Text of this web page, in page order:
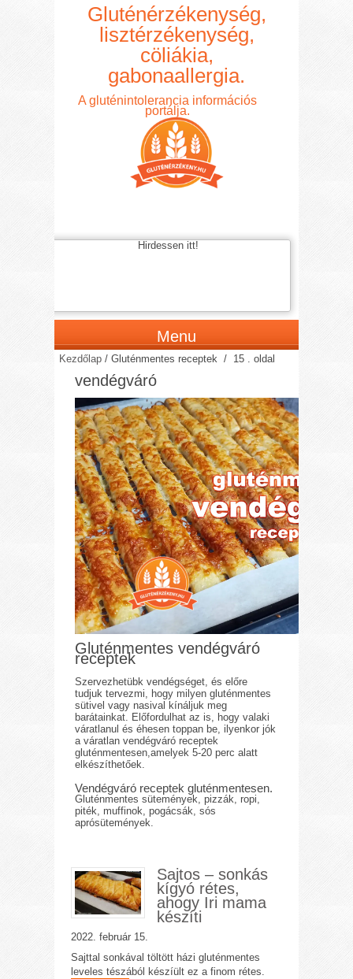
Gluténérzékenység,
lisztérzékenység,
cöliákia,
gabonaallergia.
A gluténintolerancia információs
portálja.
Hirdessen itt!
Menu
Kezdőlap /Gluténmentes receptek / 15 . oldal
vendégváró
Gluténmentes vendégváró
receptek
Szervezhetübk vendégséget, és előre
tudjuk tervezmi, hogy milyen gluténmentes
sütivel vagy nasival kínáljuk meg
barátainkat. Előfordulhat az is, hogy valaki
váratlanul és éhesen toppan be, ilyenkor jók
a váratlan vendégváró receptek
gluténmentesen,amelyek 5-20 perc alatt
elkészíthetőek.
Vendégváró receptek gluténmentesen.
Gluténmentes sütemények, pizzák, ropi,
piték, muffinok, pogácsák, sós
aprósütemények.
Sajtos – sonkás
kígyó rétes,
ahogy Iri mama
készíti
2022. február 15.
Sajttal sonkával töltött házi gluténmentes
leveles tészából készíült ez a finom rétes.